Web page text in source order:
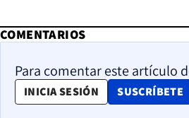
COMENTARIOS
Para comentar este artículo
INICIA SESIÓN SUSCRÍBETE
OPENS IN